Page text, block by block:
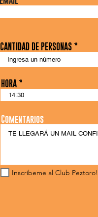
CANTIDAD DE PERSONAS
HORA
Comentarios
Inscríbeme al Club Peztoro!